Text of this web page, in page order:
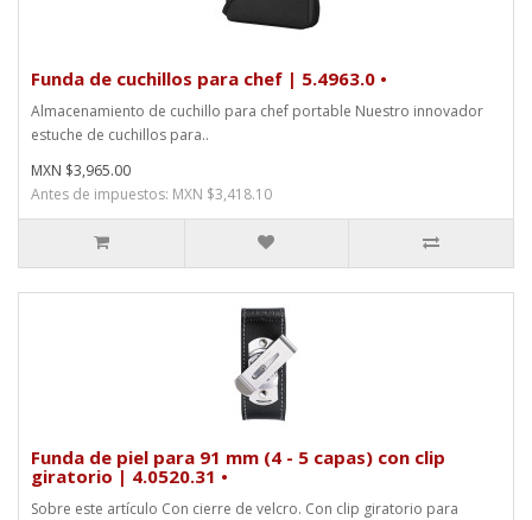
Funda de cuchillos para chef | 5.4963.0 •
Almacenamiento de cuchillo para chef portable Nuestro innovador
estuche de cuchillos para..
MXN $3,965.00
Antes de impuestos: MXN $3,418.10
Funda de piel para 91 mm (4 - 5 capas) con clip
giratorio | 4.0520.31 •
Sobre este artículo Con cierre de velcro. Con clip giratorio para